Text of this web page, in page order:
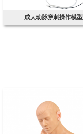
成人动脉穿刺操作模型